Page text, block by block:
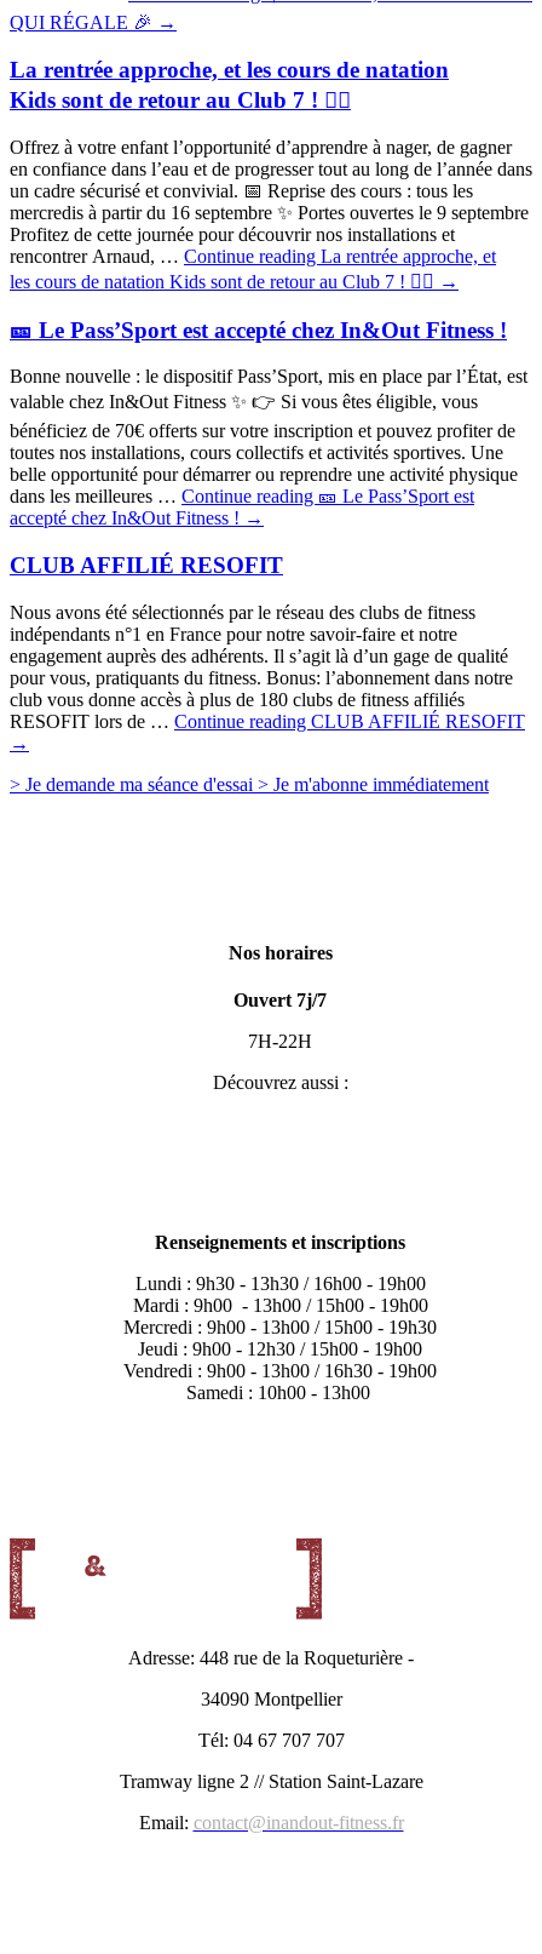
QUI RÉGALE 🎉 →
La rentrée approche, et les cours de natation
Kids sont de retour au Club 7 ! 🏊‍♀️
Offrez à votre enfant l’opportunité d’apprendre à nager, de gagner
en confiance dans l’eau et de progresser tout au long de l’année dans
un cadre sécurisé et convivial. 📅 Reprise des cours : tous les
mercredis à partir du 16 septembre ✨ Portes ouvertes le 9 septembre
Profitez de cette journée pour découvrir nos installations et
rencontrer Arnaud, … Continue reading La rentrée approche, et
les cours de natation Kids sont de retour au Club 7 ! 🏊‍♀️ →
🎫 Le Pass’Sport est accepté chez In&Out Fitness !
Bonne nouvelle : le dispositif Pass’Sport, mis en place par l’État, est
valable chez In&Out Fitness ✨ 👉 Si vous êtes éligible, vous
bénéficiez de 70€ offerts sur votre inscription et pouvez profiter de
toutes nos installations, cours collectifs et activités sportives. Une
belle opportunité pour démarrer ou reprendre une activité physique
dans les meilleures … Continue reading 🎫 Le Pass’Sport est
accepté chez In&Out Fitness ! →
CLUB AFFILIÉ RESOFIT
Nous avons été sélectionnés par le réseau des clubs de fitness
indépendants n°1 en France pour notre savoir-faire et notre
engagement auprès des adhérents. Il s’agit là d’un gage de qualité
pour vous, pratiquants du fitness. Bonus: l’abonnement dans notre
club vous donne accès à plus de 180 clubs de fitness affiliés
RESOFIT lors de … Continue reading CLUB AFFILIÉ RESOFIT
→
> Je demande ma séance d'essai > Je m'abonne immédiatement
Nos horaires
Ouvert 7j/7
7H-22H
Découvrez aussi :
Renseignements et inscriptions
Lundi : 9h30 - 13h30 / 16h00 - 19h00
Mardi : 9h00 - 13h00 / 15h00 - 19h00
Mercredi : 9h00 - 13h00 / 15h00 - 19h30
Jeudi : 9h00 - 12h30 / 15h00 - 19h00
Vendredi : 9h00 - 13h00 / 16h30 - 19h00
Samedi : 10h00 - 13h00
Adresse: 448 rue de la Roqueturière -
34090 Montpellier
Tél: 04 67 707 707
Tramway ligne 2 // Station Saint-Lazare
Email: contact@inandout-fitness.fr